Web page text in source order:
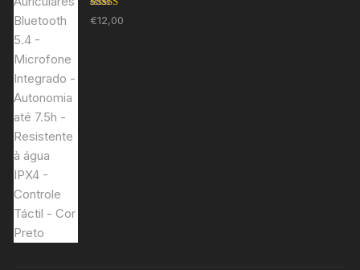
Avaliação
5.00de 5
€12,00